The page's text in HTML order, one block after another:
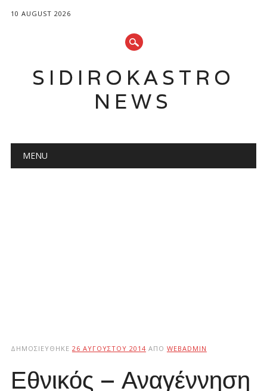
10 AUGUST 2026
SIDIROKASTRO
NEWS
Main menu
MENU
ΔΗΜΟΣΙΕΎΘΗΚΕ 26 ΑΥΓΟΎΣΤΟΥ 2014 ΑΠΌ WEBADMIN
Εθνικός – Αναγέννηση